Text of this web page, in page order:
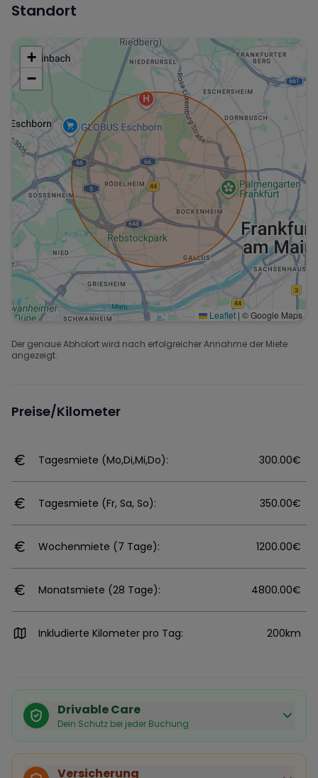
Standort
+
−
Leaflet | © Google Maps
Der genaue Abholort wird nach erfolgreicher Annahme der Miete
angezeigt.
Preise/Kilometer
Tagesmiete (Mo,Di,Mi,Do): 300.00€
Tagesmiete (Fr, Sa, So): 350.00€
Wochenmiete (7 Tage): 1200.00€
Monatsmiete (28 Tage): 4800.00€
Inkludierte Kilometer pro Tag: 200km
Drivable Care
Dein Schutz bei jeder Buchung
Käuferschutz inklusive
Bei Stornierung durch den Vermieter erhältst du eine
Versicherung